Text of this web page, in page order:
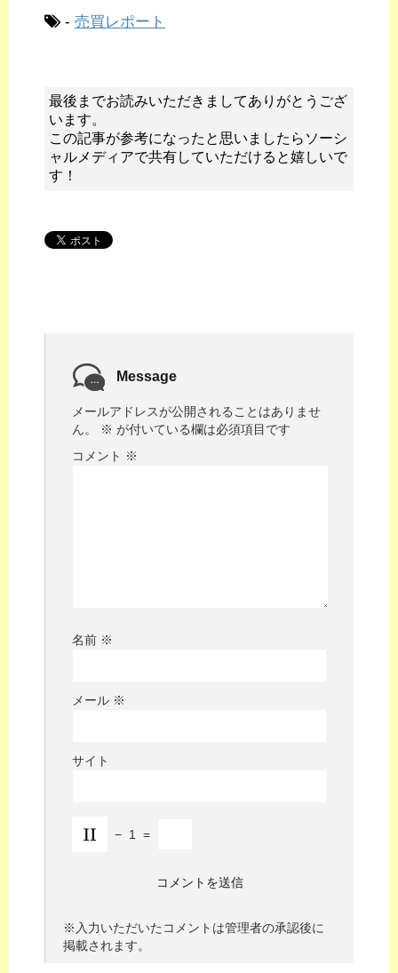
- 売買レポート
最後までお読みいただきましてありがとうござ
います。
この記事が参考になったと思いましたらソーシ
ャルメディアで共有していただけると嬉しいで
す！
Message
メールアドレスが公開されることはありませ
ん。
※ が付いている欄は必須項目です
コメント ※
名前 ※
メール ※
サイト
− 1 =
※入力いただいたコメントは管理者の承認後に
掲載されます。